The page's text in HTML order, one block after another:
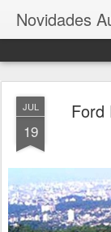
Novidades
JUL
19
Ford